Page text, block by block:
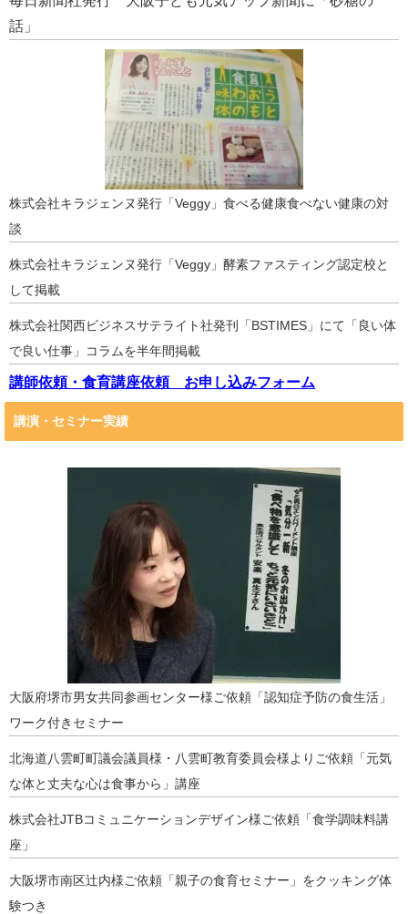
話」
株式会社キラジェンヌ発行「Veggy」食べる健康食べない健康の対
談
株式会社キラジェンヌ発行「Veggy」酵素ファスティング認定校と
して掲載
株式会社関西ビジネスサテライト社発刊「BSTIMES」にて「良い体
で良い仕事」コラムを半年間掲載
講師依頼・食育講座依頼 お申し込みフォーム
講演・セミナー実績
大阪府堺市男女共同参画センター様ご依頼「認知症予防の食生活」
ワーク付きセミナー
北海道八雲町町議会議員様・八雲町教育委員会様よりご依頼「元気
な体と丈夫な心は食事から」講座
株式会社JTBコミュニケーションデザイン様ご依頼「食学調味料講
座」
大阪堺市南区辻内様ご依頼「親子の食育セミナー」をクッキング体
験つき